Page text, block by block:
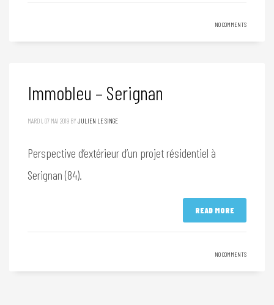
NO COMMENTS
Immobleu – Serignan
MARDI, 07 MAI 2019 BY JULIEN LE SINGE
Perspective d’extérieur d’un projet résidentiel à
Serignan (84).
READ MORE
NO COMMENTS